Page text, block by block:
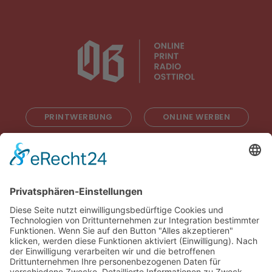
PRINTWERBUNG ONLINE WERBEN